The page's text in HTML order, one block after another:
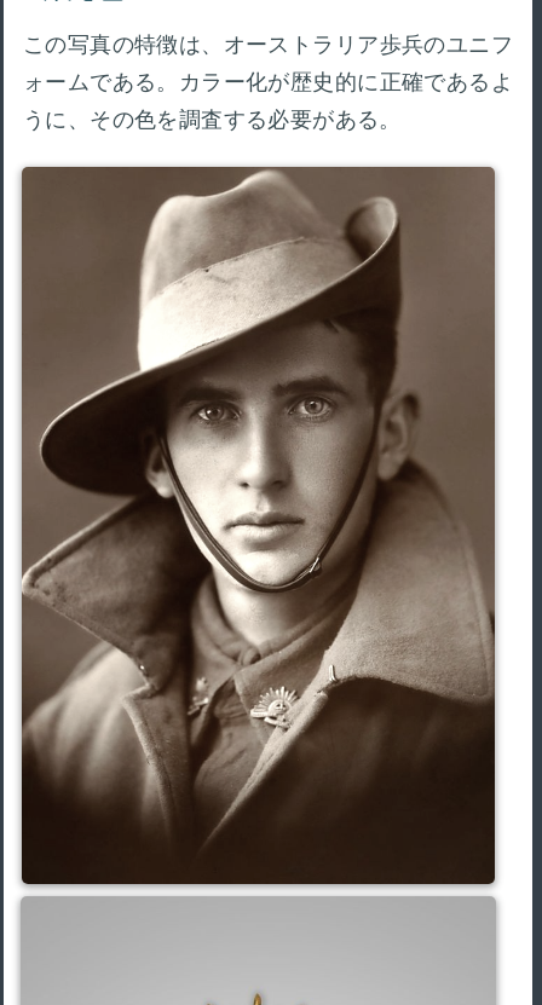
この写真の特徴は、オーストラリア歩兵のユニフ
ォームである。カラー化が歴史的に正確であるよ
うに、その色を調査する必要がある。